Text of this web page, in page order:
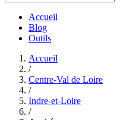
Accueil
Blog
Outils
Accueil
/
Centre-Val de Loire
/
Indre-et-Loire
/